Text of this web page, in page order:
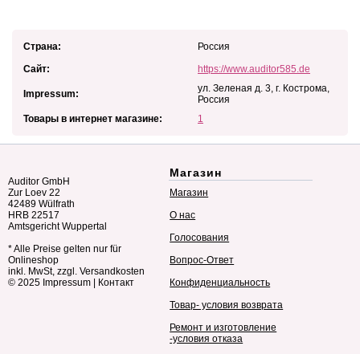
Страна:
Россия
Сайт:
https://www.auditor585.de
Impressum:
ул. Зеленая д. 3, г. Кострома,
Россия
Товары в интернет магазине:
1
Auditor GmbH
Zur Loev 22
42489 Wülfrath
HRB 22517
Amtsgericht Wuppertal
* Alle Preise gelten nur für
Onlineshop
inkl. MwSt, zzgl. Versandkosten
© 2025 Impressum | Контакт
Магазин
Магазин
О нас
Голосования
Вопрос-Ответ
Конфиденциальность
Товар- условия возврата
Ремонт и изготовление
-условия отказа